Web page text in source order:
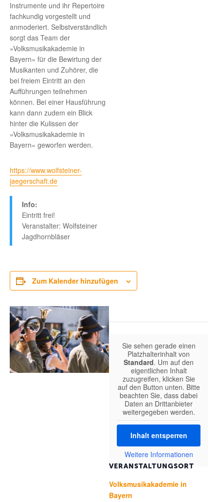
Instrumente und ihr Repertoire
fachkundig vorgestellt und
anmoderiert. Selbstverständlich
sorgt das Team der
»Volksmusikakademie in
Bayern« für die Bewirtung der
Musikanten und Zuhörer, die
bei freiem Eintritt an den
Aufführungen teilnehmen
können. Bei einer Hausführung
kann dann zudem ein Blick
hinter die Kulissen der
»Volksmusikakademie in
Bayern« geworfen werden.
https://www.wolfsteiner-
jaegerschaft.de
Info:
Eintritt frei!
Veranstalter: Wolfsteiner
Jagdhornbläser
Zum Kalender hinzufügen
VERANSTALTUNGSORT
Volksmusikakademie in
Bayern
Sie sehen gerade einen
Platzhalterinhalt von
Standard. Um auf den
eigentlichen Inhalt
zuzugreifen, klicken Sie
auf den Button unten. Bitte
beachten Sie, dass dabei
Daten an Drittanbieter
weitergegeben werden.
Inhalt entsperren
Weitere Informationen